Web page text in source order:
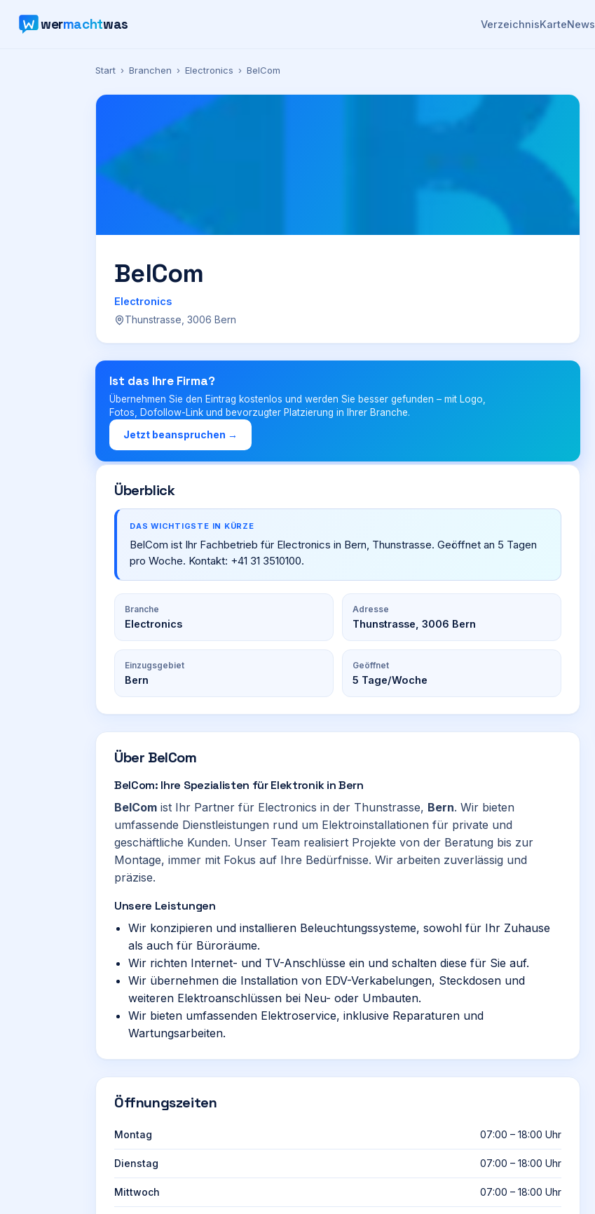
wermachtwas VerzeichnisKarteNews
Start › Branchen › Electronics › BelCom
BelCom
Electronics
Thunstrasse, 3006 Bern
Ist das Ihre Firma?
Übernehmen Sie den Eintrag kostenlos und werden Sie besser gefunden – mit Logo,
Fotos, Dofollow-Link und bevorzugter Platzierung in Ihrer Branche.
Jetzt beanspruchen →
Überblick
DAS WICHTIGSTE IN KÜRZE
BelCom ist Ihr Fachbetrieb für Electronics in Bern, Thunstrasse. Geöffnet an 5 Tagen
pro Woche. Kontakt: +41 31 3510100.
Branche
Electronics
Adresse
Thunstrasse, 3006 Bern
Einzugsgebiet
Bern
Geöffnet
5 Tage/Woche
Über BelCom
BelCom: Ihre Spezialisten für Elektronik in Bern
BelCom ist Ihr Partner für Electronics in der Thunstrasse, Bern. Wir bieten
umfassende Dienstleistungen rund um Elektroinstallationen für private und
geschäftliche Kunden. Unser Team realisiert Projekte von der Beratung bis zur
Montage, immer mit Fokus auf Ihre Bedürfnisse. Wir arbeiten zuverlässig und
präzise.
Unsere Leistungen
Wir konzipieren und installieren Beleuchtungssysteme, sowohl für Ihr Zuhause
als auch für Büroräume.
Wir richten Internet- und TV-Anschlüsse ein und schalten diese für Sie auf.
Wir übernehmen die Installation von EDV-Verkabelungen, Steckdosen und
weiteren Elektroanschlüssen bei Neu- oder Umbauten.
Wir bieten umfassenden Elektroservice, inklusive Reparaturen und
Wartungsarbeiten.
Öffnungszeiten
Montag 07:00 – 18:00 Uhr
Dienstag 07:00 – 18:00 Uhr
Mittwoch 07:00 – 18:00 Uhr